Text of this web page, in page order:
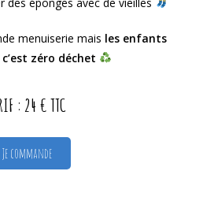
menuiserie mais les enfants
zéro déchet
: 24 € TTC
Je commande